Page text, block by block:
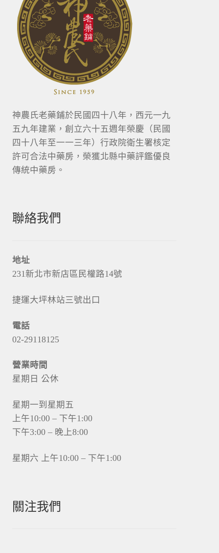
神農氏老藥鋪於民國四十八年，西元一九
五九年建業，創立六十五週年榮慶（民國
四十八年至一一三年）行政院衛生署核定
許可合法中藥房，榮獲北縣中藥評鑑優良
傳統中藥房。
聯絡我們
地址
231新北市新店區民權路14號
捷運大坪林站三號出口
電話
02-29118125
營業時間
星期日 公休
星期一到星期五
上午10:00 – 下午1:00
下午3:00 – 晚上8:00
星期六 上午10:00 – 下午1:00
關注我們